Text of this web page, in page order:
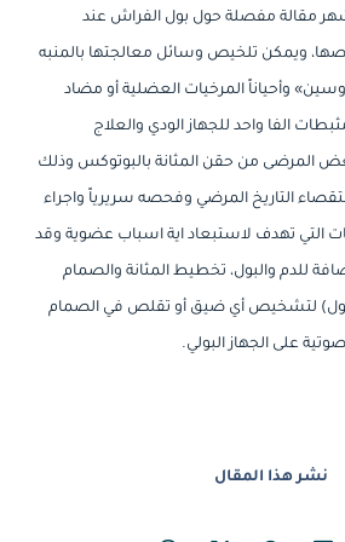
مقالة مفصلة حول بول الفراش عند
ويمكن تلخيص وسائل معالجتها بالمنبه
وأحياناً المرخيات العضلية أو مضاد
الفا واحد للجهاز الودي والعلاج
المرضى من حقن المثانة بالبوتوكس وذلك
التاريخ المرضي وفحصه سريرياً واجراء
التي تهدف لاستبعاد اية اسباب عضوية وقد
للدم والبول، تخطيط المثانة والصمام
التبول) لتشخيص أي ضيق أو تقلص في الصمام
على الجهاز البولي.
نشر هذا المقال